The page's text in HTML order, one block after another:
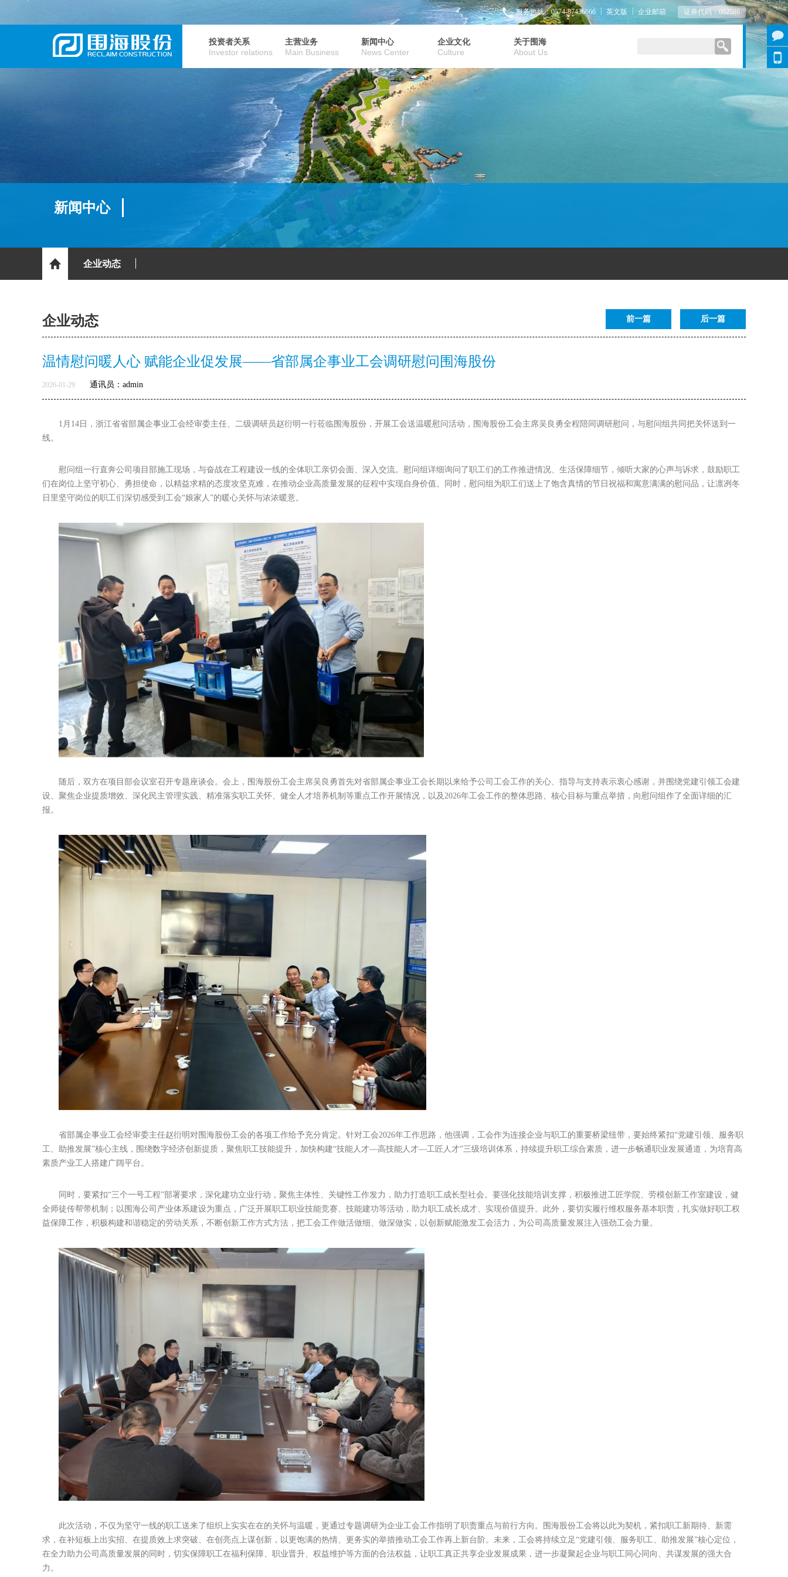
服务热线：0574-87436666 英文版 企业邮箱 证券代码：002586
投资者关系
Investor relations
主营业务
Main Business
新闻中心
News Center
企业文化
Culture
关于围海
About Us
新闻中心
企业动态
企业动态 前一篇 后一篇
温情慰问暖人心 赋能企业促发展——省部属企事业工会调研慰问围海股份
2026-01-29 通讯员：admin
1月14日，浙江省省部属企事业工会经审委主任、二级调研员赵衍明一行莅临围海股份，开展工会送温暖慰问活动，围海股份工会主席吴良勇全程陪同调研慰问，与慰问组共同把关怀送到一
线。
慰问组一行直奔公司项目部施工现场，与奋战在工程建设一线的全体职工亲切会面、深入交流。慰问组详细询问了职工们的工作推进情况、生活保障细节，倾听大家的心声与诉求，鼓励职工
们在岗位上坚守初心、勇担使命，以精益求精的态度攻坚克难，在推动企业高质量发展的征程中实现自身价值。同时，慰问组为职工们送上了饱含真情的节日祝福和寓意满满的慰问品，让凛冽冬
日里坚守岗位的职工们深切感受到工会“娘家人”的暖心关怀与浓浓暖意。
随后，双方在项目部会议室召开专题座谈会。会上，围海股份工会主席吴良勇首先对省部属企事业工会长期以来给予公司工会工作的关心、指导与支持表示衷心感谢，并围绕党建引领工会建
设、聚焦企业提质增效、深化民主管理实践、精准落实职工关怀、健全人才培养机制等重点工作开展情况，以及2026年工会工作的整体思路、核心目标与重点举措，向慰问组作了全面详细的汇
报。
省部属企事业工会经审委主任赵衍明对围海股份工会的各项工作给予充分肯定。针对工会2026年工作思路，他强调，工会作为连接企业与职工的重要桥梁纽带，要始终紧扣“党建引领、服务职
工、助推发展”核心主线，围绕数字经济创新提质，聚焦职工技能提升，加快构建“技能人才—高技能人才—工匠人才”三级培训体系，持续提升职工综合素质，进一步畅通职业发展通道，为培育高
素质产业工人搭建广阔平台。
同时，要紧扣“三个一号工程”部署要求，深化建功立业行动，聚焦主体性、关键性工作发力，助力打造职工成长型社会。要强化技能培训支撑，积极推进工匠学院、劳模创新工作室建设，健
全师徒传帮带机制；以围海公司产业体系建设为重点，广泛开展职工职业技能竞赛、技能建功等活动，助力职工成长成才、实现价值提升。此外，要切实履行维权服务基本职责，扎实做好职工权
益保障工作，积极构建和谐稳定的劳动关系，不断创新工作方式方法，把工会工作做活做细、做深做实，以创新赋能激发工会活力，为公司高质量发展注入强劲工会力量。
此次活动，不仅为坚守一线的职工送来了组织上实实在在的关怀与温暖，更通过专题调研为企业工会工作指明了职责重点与前行方向。围海股份工会将以此为契机，紧扣职工新期待、新需
求，在补短板上出实招、在提质效上求突破、在创亮点上谋创新，以更饱满的热情、更务实的举措推动工会工作再上新台阶。未来，工会将持续立足“党建引领、服务职工、助推发展”核心定位，
在全力助力公司高质量发展的同时，切实保障职工在福利保障、职业晋升、权益维护等方面的合法权益，让职工真正共享企业发展成果，进一步凝聚起企业与职工同心同向、共谋发展的强大合
力。